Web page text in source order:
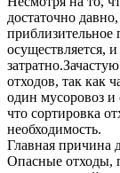
достаточно
приблизительное
осуществляется,
отходов, так как
один мусоровоз и
что сортировка
необходимость.
Главная причина
Опасные отходы,